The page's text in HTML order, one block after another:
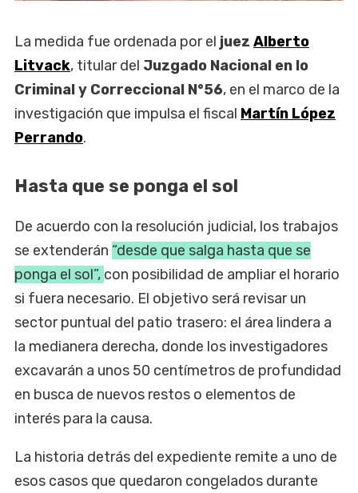
La medida fue ordenada por el juez Alberto
Litvack, titular del Juzgado Nacional en lo
Criminal y Correccional N°56, en el marco de la
investigación que impulsa el fiscal Martín López
Perrando.
Hasta que se ponga el sol
De acuerdo con la resolución judicial, los trabajos
se extenderán “desde que salga hasta que se
ponga el sol”, con posibilidad de ampliar el horario
si fuera necesario. El objetivo será revisar un
sector puntual del patio trasero: el área lindera a
la medianera derecha, donde los investigadores
excavarán a unos 50 centímetros de profundidad
en busca de nuevos restos o elementos de
interés para la causa.
La historia detrás del expediente remite a uno de
esos casos que quedaron congelados durante